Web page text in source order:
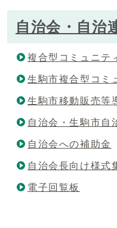
自治会・自治
複合型コミュニテ
生駒市複合型コミ
生駒市移動販売等
自治会・生駒市自
自治会への補助金
自治会長向け様式
電子回覧板